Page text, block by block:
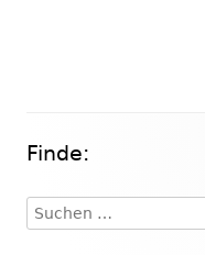
Haupt-
Seitenleiste
Finde:
Suchen
nach: